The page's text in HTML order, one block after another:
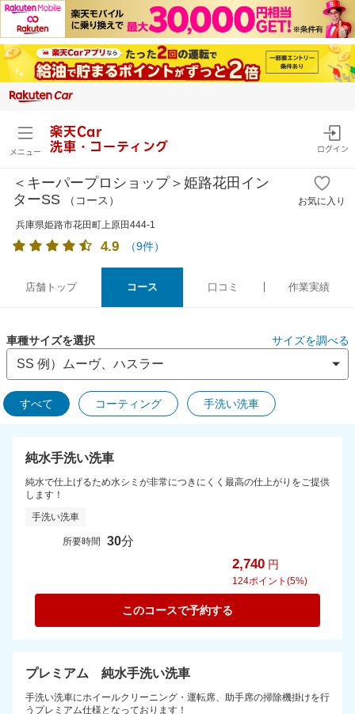
メニュー
楽天Car
洗車・コーティング
ログイン
＜キーパープロショップ＞姫路花田イン
ターSS
（コース） お気に入り
兵庫県姫路市花田町上原田444-1
4.9 （9件）
店舗トップ コース 口コミ 作業実績
車種サイズを選択 サイズを調べる
すべて コーティング 手洗い洗車
純水手洗い洗車
純水で仕上げるため水シミが非常につきにくく最高の仕上がりをご提供
します！
手洗い洗車
所要時間 30分
2,740 円
124ポイント(5%)
このコースで予約する
プレミアム 純水手洗い洗車
手洗い洗車にホイールクリーニング・運転席、助手席の掃除機掛けを行
うプレミアム仕様となっております！